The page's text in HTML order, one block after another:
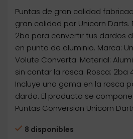
Puntas de gran calidad
gran calidad por Unicorn Darts.
2ba para convertir tus dardos
en punta de aluminio. Marca:
Volute Converta. Material:
sin contar la rosca. Rosca: 2ba
Incluye una goma en la rosca
dardo. El producto se
Puntas Conversion Unicorn
8 disponibles